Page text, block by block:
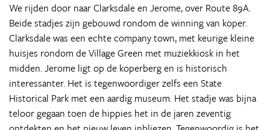
We rijden door naar Clarksdale en Jerome, over Route 89A.
Beide stadjes zijn gebouwd rondom de winning van koper.
Clarksdale was een echte company town, met keurige kleine
huisjes rondom de Village Green met muziekkiosk in het
midden. Jerome ligt op de koperberg en is historisch
interessanter. Het is tegenwoordiger zelfs een State
Historical Park met een aardig museum. Het stadje was bijna
teloor gegaan toen de hippies het in de jaren zeventig